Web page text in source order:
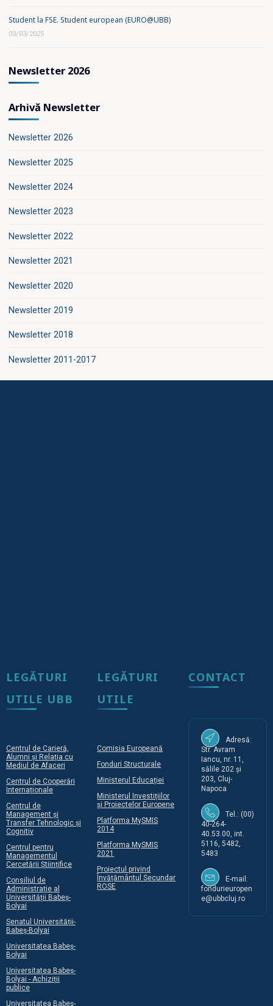
Student la FSE. Student european (EURO@UBB)
03/03/2025
Newsletter 2026
Arhivă Newsletter
Newsletter 2026
Newsletter 2025
Newsletter 2024
Newsletter 2023
Newsletter 2022
Newsletter 2021
Newsletter 2020
Newsletter 2019
Newsletter 2018
Newsletter 2011-2017
LEGĂTURI
UTILE UBB
Centrul de Carieră,
Alumni și Relația cu
Mediul de Afaceri
Centrul de Cooperări
Internaționale
Centrul de
Management și
Transfer Tehnologic și
Cognitiv
Centrul pentru
Managementul
Cercetării Științifice
Consiliul de
Administrație al
Universității Babeș-
Bolyai
Senatul Universității-
Babeș-Bolyai
Universitatea Babeș-
Bolyai
Universitatea Babeș-
Bolyai - Achiziții
publice
Universitatea Babeș-
LEGĂTURI
UTILE
Comisia Europeană
Fonduri Structurale
Ministerul Educației
Ministerul Investițiilor
și Proiectelor Europene
Platforma MySMIS
2014
Platforma MySMIS
2021
Proiectul privind
Învățământul Secundar
ROSE
CONTACT
Adresă:
Str. Avram
Iancu, nr. 11,
sălile 202 și
203, Cluj-
Napoca
Tel.: (00)
40-264-
40.53.00, int.
5116, 5482,
5483
E-mail:
fondurieuropen
e@ubbcluj.ro